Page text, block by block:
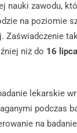
nauki zawodu,
na poziomie
Zaświadczenie
niż do 16
lekarskie
podczas
na